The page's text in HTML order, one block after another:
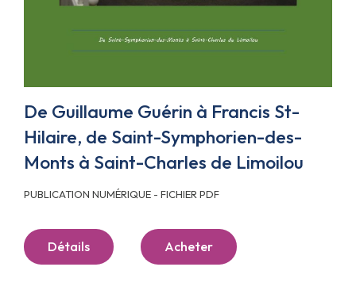
De Guillaume Guérin à Francis St-
Hilaire, de Saint-Symphorien-des-
Monts à Saint-Charles de Limoilou
PUBLICATION NUMÉRIQUE - FICHIER PDF
Détails Acheter